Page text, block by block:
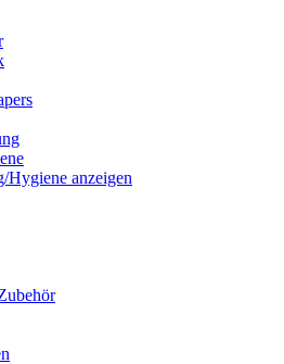
Hygiene anzeigen